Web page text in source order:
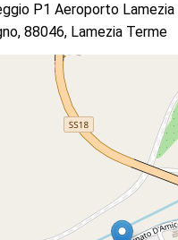
P1 Aeroporto
88046, Lamezia Terme